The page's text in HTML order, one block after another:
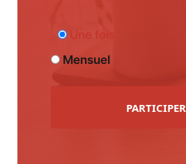
Mensuel
PARTICIPER